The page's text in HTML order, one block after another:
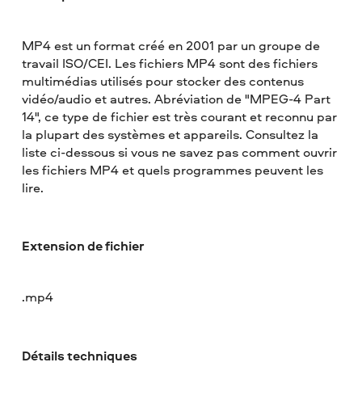
MP4 est un format créé en 2001 par un groupe de
travail ISO/CEI. Les fichiers MP4 sont des fichiers
multimédias utilisés pour stocker des contenus
vidéo/audio et autres. Abréviation de "MPEG-4 Part
14", ce type de fichier est très courant et reconnu par
la plupart des systèmes et appareils. Consultez la
liste ci-dessous si vous ne savez pas comment ouvrir
les fichiers MP4 et quels programmes peuvent les
lire.
Extension de fichier
.mp4
Détails techniques